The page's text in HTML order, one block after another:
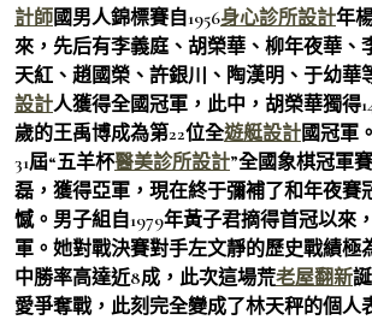
計師國男人錦標賽自1956身心診所設計年
來，先后有李義庭、胡榮華、柳年夜華、
天紅、趙國榮、許銀川、陶漢明、于幼華
設計人獲得全國冠軍，此中，胡榮華獨得
歲的王禹博成為第22位全遊艇設計國冠軍
31屆“五羊杯醫美診所設計”全國象棋冠軍
磊，獲得亞軍，現在終于彌補了和年夜賽
憾。男子組自1979年黃子君摘得首冠以來
軍。她對戰決賽對手左文靜的歷史戰績極
中勝率高達近8成，此次這場荒老屋翻新
愛爭奪戰，此刻完全變成了林天秤的個人